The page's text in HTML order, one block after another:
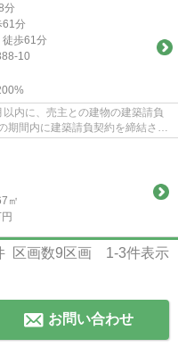
分
61分
徒歩61分
10
以内に、売主との建物の建築請負
間内に建築請負契約を締結され
㎡
区画数9区画 1-3件表示
お問い合わせ